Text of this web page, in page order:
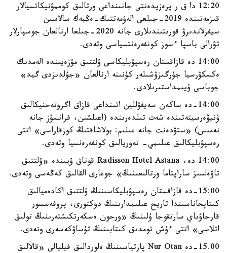
12:20 دا ق ر پرەزيدەنتى جانىنداعى ورتالىق كوممۋنيكاتسيالار
قىزمەتىندە 2019-جىلعى الەۋمەتتىك-ەڭبەك سالاسىن
سيفرلاندىرۋ قورىتىندىلارى جانە 2020-جىلعا ارنالعان جوسپارلار
تۋرالى باسپا ءسوز كونفەرەنتسياسى وتەدى.
14:00 دە قازاقستان رەسپۋبليكاسى ۇلتتىق مۋزەيىندە الەمدىك
ەكسكۋرسيا جۇرگىزۋشىلەر كۇنىنە ارنالعان «جۇلدىزدى گيد»
جوباسى ۇيىمداستىرىلادى.
14:00-دە ساكەن سەيفۋللين اتىنداعى قازاق اگروتەحنيكالىق
ۋنيۆەرسيتەتىندە شەت تىلدەرىندە (اعىلشىن، فرانسۋز جانە
نەمىس) «ستۋدەنت جانە عىلىم: بولاشاقتىڭ كوزقاراسى» اتتى
رەسپۋبليكالىق عىلىمي- تەوريالىق كونفەرەنسيا وتەدى.
14:00 دە، Radisson Hotel Astana قوناق ۇيىندە «ۇلتتىق
تاۋەلسىز ساراپتاما ورتالىعىنىڭ» جوعارى القالىق كەڭەسى وتەدى.
15:00-دە قازاقستان رەسپۋبليكاسىنىڭ ۇلتتىق اكادەميالىق
كىتاپحاناسىندا تاريح عىلىمدارىنىڭ دوكتورى، پروفەسسور
قارجاۋباي سارتقوجا ۇلىنىڭ «ورحون ەسكەرتكىشتەرىنىڭ تولىق
اتلاسى» اتتى ءۇش تومدىق كىتابىنىڭ تۇساۋكەسەرى وتەدى.
15.00-دە Nur Otan پارتياسىنىڭ ەلوردالىق فيليالى «قالالىق